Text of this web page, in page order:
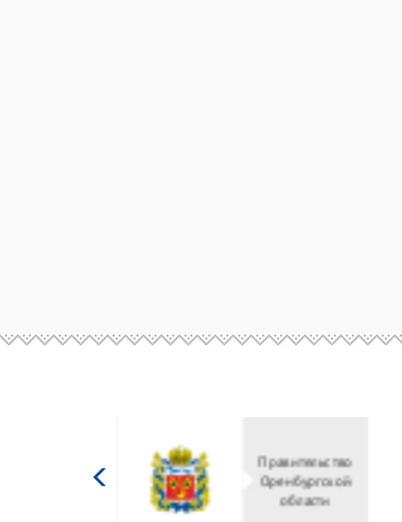
Правительство
Оренбургской
области